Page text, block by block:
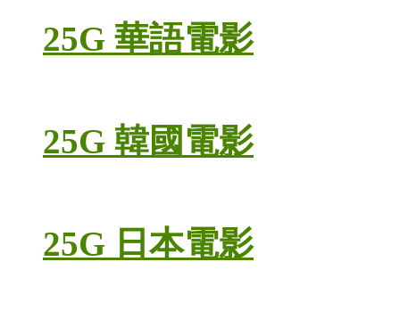
25G 華語電影
25G 韓國電影
25G 日本電影